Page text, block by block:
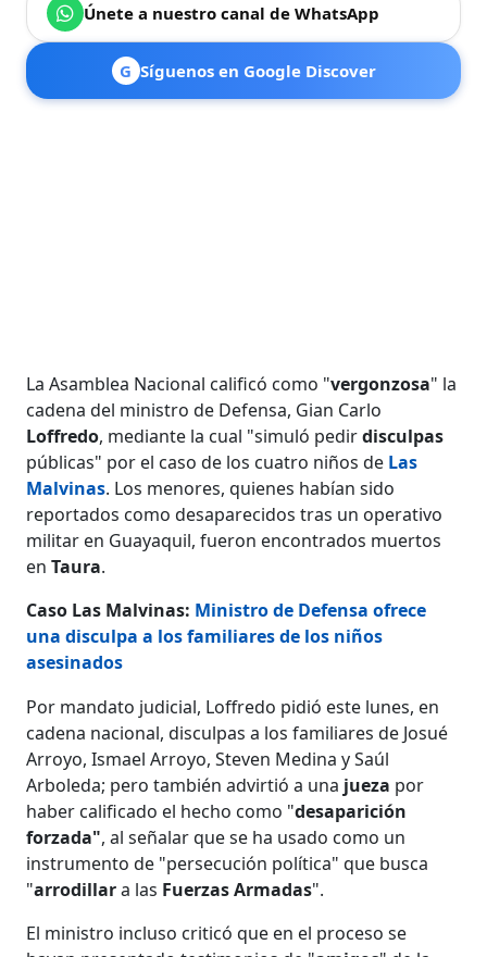
Únete a nuestro canal de WhatsApp
G Síguenos en Google Discover
La Asamblea Nacional calificó como "vergonzosa" la
cadena del ministro de Defensa, Gian Carlo
Loffredo, mediante la cual "simuló pedirdisculpas
públicas" por el caso de los cuatro niños de Las
Malvinas. Los menores, quienes habían sido
reportados como desaparecidos tras un operativo
militar en Guayaquil, fueron encontrados muertos
enTaura.
Caso Las Malvinas: Ministro de Defensa ofrece
una disculpa a los familiares de los niños
asesinados
Por mandato judicial, Loffredo pidió este lunes, en
cadena nacional, disculpas a los familiares de Josué
Arroyo, Ismael Arroyo, Steven Medina y Saúl
Arboleda; pero también advirtió a una jueza por
haber calificado el hecho como "desaparición
forzada", al señalar que se ha usado como un
instrumento de "persecución política" que busca
"arrodillara las Fuerzas Armadas".
El ministro incluso criticó que en el proceso se